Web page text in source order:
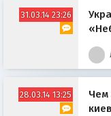
31.03.14 23:26
28.03.14 13:25
Чем